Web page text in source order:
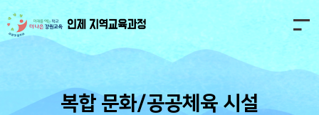
복합 문화/공공체육 시설